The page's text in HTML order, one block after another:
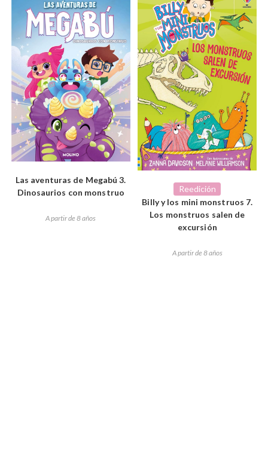
Las aventuras de Megabú 3.
Dinosaurios con monstruo
A partir de 8 años
Reedición
Billy y los mini monstruos 7.
Los monstruos salen de
excursión
A partir de 8 años